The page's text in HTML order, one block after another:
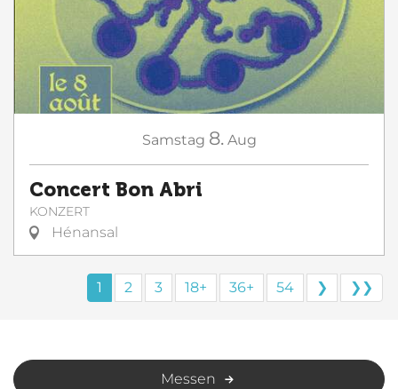
Samstag 8. Aug
Concert Bon Abri
KONZERT
Hénansal
1 2 3 18+ 36+ 54 ❯ ❯❯
Messen